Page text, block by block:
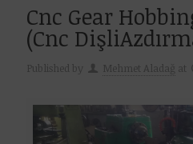
Cnc Gear
(Cnc
Published by Mehmet Aladağ at